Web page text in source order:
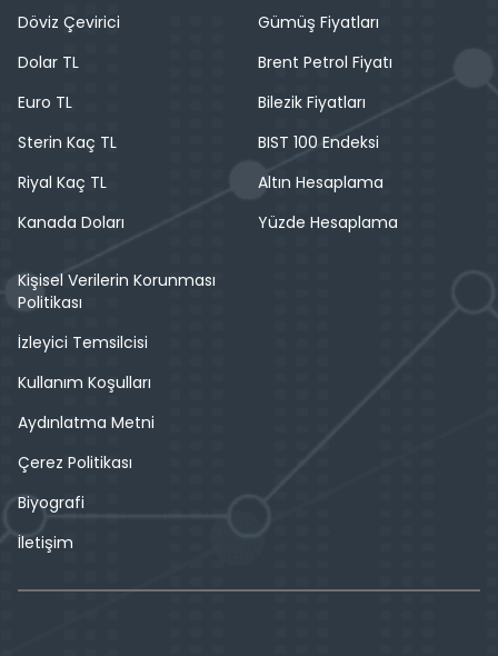
Döviz Çevirici
Dolar TL
Euro TL
Sterin Kaç TL
Riyal Kaç TL
Kanada Doları
Gümüş Fiyatları
Brent Petrol Fiyatı
Bilezik Fiyatları
BIST 100 Endeksi
Altın Hesaplama
Yüzde Hesaplama
Kişisel Verilerin Korunması
Politikası
İzleyici Temsilcisi
Kullanım Koşulları
Aydınlatma Metni
Çerez Politikası
Biyografi
İletişim